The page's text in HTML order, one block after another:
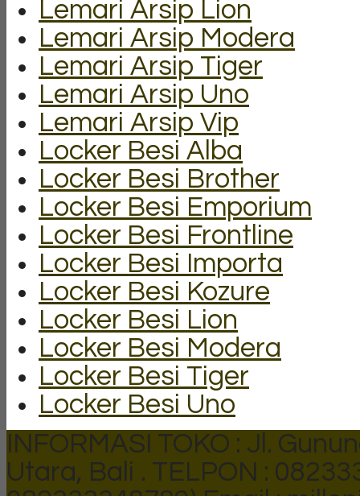
Lemari Arsip Lion
Lemari Arsip Modera
Lemari Arsip Tiger
Lemari Arsip Uno
Lemari Arsip Vip
Locker Besi Alba
Locker Besi Brother
Locker Besi Emporium
Locker Besi Frontline
Locker Besi Importa
Locker Besi Kozure
Locker Besi Lion
Locker Besi Modera
Locker Besi Tiger
Locker Besi Uno
INFORMASI TOKO : Jl.
Utara, Bali . TELPON :